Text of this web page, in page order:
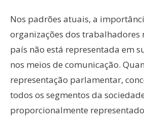
Nos padrões atuais, a
organizações dos trabalhadores
país não está representada em
nos meios de comunicação.
representação parlamentar,
todos os segmentos da
proporcionalmente